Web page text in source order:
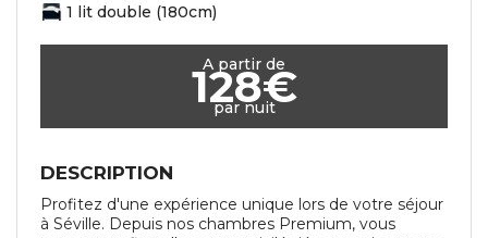
1 lit double (180cm)
A partir de
128€
par nuit
DESCRIPTION
Profitez d'une expérience unique lors de votre séjour
à Séville. Depuis nos chambres Premium, vous